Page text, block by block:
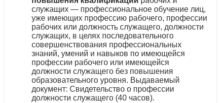
служащих — профессиональное обучение лиц,
уже имеющих профессию рабочего, профессии
рабочих или должность служащего, должности
служащих, в целях последовательного
совершенствования профессиональных
знаний, умений и навыков по имеющейся
профессии рабочего или имеющейся
должности служащего без повышения
образовательного уровня. Выдаваемый
документ: Свидетельство о профессии
должности служащего (40 часов).